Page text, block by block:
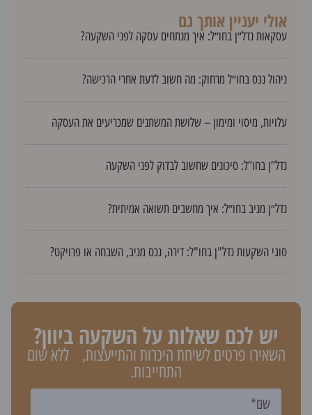
אולי יעניין אותך גם
עסקאות נדל״ן בחו״ל: איך מנתחים עסקה לפני השקעה?
ניהול נכס בחו״ל מרחוק: מה חשוב לדעת אחרי הרכישה?
עלויות, מיסוי ומימון – שלושת המשתנים שמכריעים את העסקה
נדל”ן בחו”ל: סיכונים שחשוב לבדוק לפני השקעה
נדל״ן מניב בחו״ל: איך מחשבים תשואה אמיתית?
סוגי השקעות נדל"ן בחו"ל: דירה, נכס מניב, השבחה או פרויקט?
יש לכם שאלות על השקעה ביוון?
השאירו פרטים לשיחת היכרות והתייעצות, ללא שום
התחייבות.